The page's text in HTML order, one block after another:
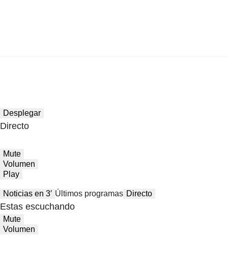
Desplegar
Directo
Mute
Volumen
Play
Noticias en 3′ Últimos programas Directo
Estas escuchando
Mute
Volumen